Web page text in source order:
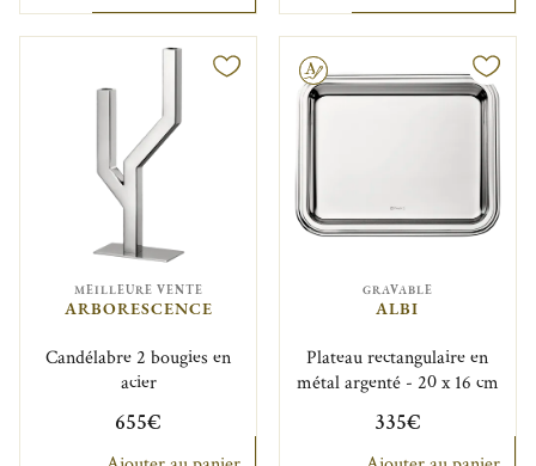
MEILLEURE VENTE
ARBORESCENCE
Candélabre 2 bougies en
acier
655€
Gravable
GRAVABLE
ALBI
Plateau rectangulaire en
métal argenté - 20 x 16 cm
335€